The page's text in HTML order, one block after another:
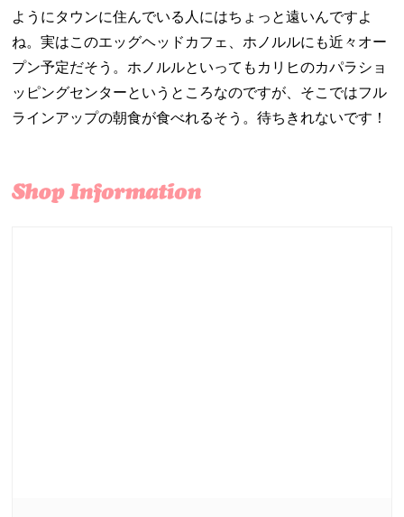
ようにタウンに住んでいる人にはちょっと遠いんですよ
ね。実はこのエッグヘッドカフェ、ホノルルにも近々オー
プン予定だそう。ホノルルといってもカリヒのカパラショ
ッピングセンターというところなのですが、そこではフル
ラインアップの朝食が食べれるそう。待ちきれないです！